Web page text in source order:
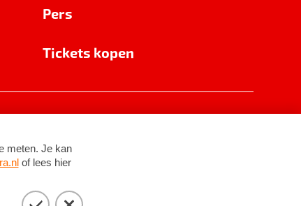
Pers
Tickets kopen